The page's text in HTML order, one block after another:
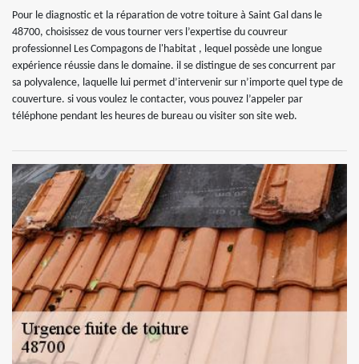
Pour le diagnostic et la réparation de votre toiture à Saint Gal dans le
48700, choisissez de vous tourner vers l’expertise du couvreur
professionnel Les Compagons de l'habitat , lequel possède une longue
expérience réussie dans le domaine. il se distingue de ses concurrent par
sa polyvalence, laquelle lui permet d’intervenir sur n’importe quel type de
couverture. si vous voulez le contacter, vous pouvez l’appeler par
téléphone pendant les heures de bureau ou visiter son site web.